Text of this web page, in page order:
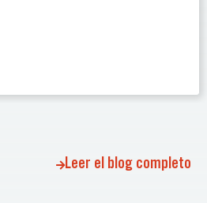
Leer el blog completo